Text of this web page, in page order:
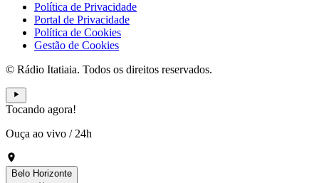
Política de Privacidade
Portal de Privacidade
Política de Cookies
Gestão de Cookies
© Rádio Itatiaia. Todos os direitos reservados.
Tocando agora!
Ouça ao vivo /24h
Belo Horizonte